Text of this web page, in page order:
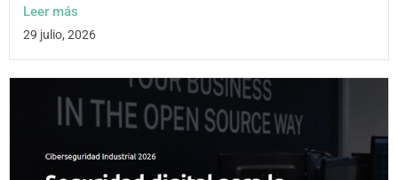
Leer más
29 julio, 2026